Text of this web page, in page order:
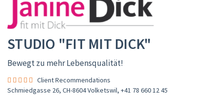
STUDIO "FIT MIT DICK"
Bewegt zu mehr Lebensqualität!
Client Recommendations
Schmiedgasse 26, CH-8604 Volketswil, +41 78 660 12 45